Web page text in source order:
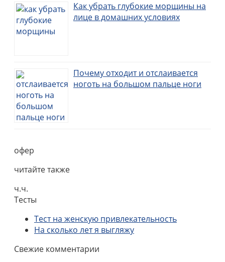
Как убрать глубокие морщины на
лице в домашних условиях
Почему отходит и отслаивается
ноготь на большом пальце ноги
офер
читайте также
ч.ч.
Тесты
Тест на женскую привлекательность
На сколько лет я выгляжу
Свежие комментарии